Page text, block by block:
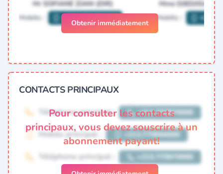
Obtenir immédiatement
CONTACTS PRINCIPAUX
Pour consulter les contacts
principaux, vous devez souscrire à un
abonnement payant!